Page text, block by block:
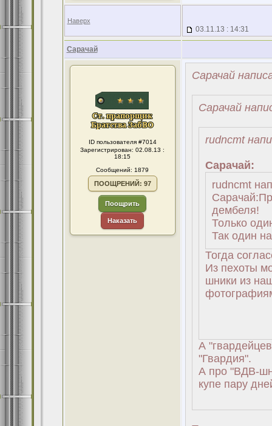
Наверх
03.11.13 : 14:31
Сарачай
ID пользователя #7014
Зарегистрирован: 02.08.13 :
18:15
Сообщений: 1879
ПООЩРЕНИЙ: 97
Поощрить
Наказать
Сарачай
Сарачай
rudncmt
Сарачай:
rudncmt
дембеля!
Только
Так один
Тогда
Из пехоты
шники из
А
"Гвардия".
А про "ВДВ-
купе пару